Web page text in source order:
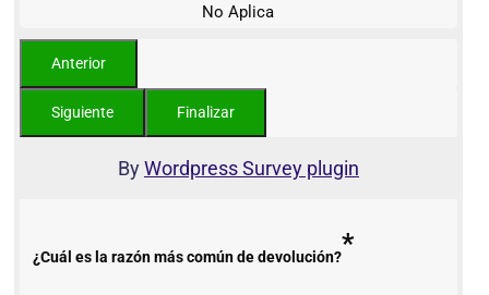
No Aplica
ByWordpress Survey plugin
¿Cuál es la razón más común de devolución?*